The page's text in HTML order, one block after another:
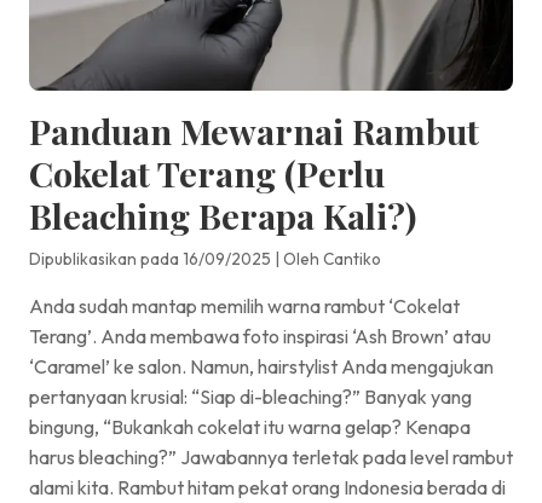
Panduan Mewarnai Rambut
Cokelat Terang (Perlu
Bleaching Berapa Kali?)
Dipublikasikan pada 16/09/2025 | Oleh Cantiko
Anda sudah mantap memilih warna rambut ‘Cokelat
Terang’. Anda membawa foto inspirasi ‘Ash Brown’ atau
‘Caramel’ ke salon. Namun, hairstylist Anda mengajukan
pertanyaan krusial: “Siap di-bleaching?” Banyak yang
bingung, “Bukankah cokelat itu warna gelap? Kenapa
harus bleaching?” Jawabannya terletak pada level rambut
alami kita. Rambut hitam pekat orang Indonesia berada di